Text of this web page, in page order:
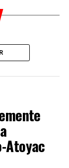
pesos.
Atoyac